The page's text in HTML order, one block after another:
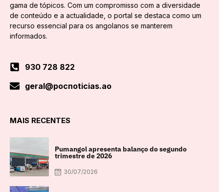
gama de tópicos. Com um compromisso com a diversidade
de conteúdo e a actualidade, o portal se destaca como um
recurso essencial para os angolanos se manterem
informados.
930 728 822
geral@pocnoticias.ao
MAIS RECENTES
Pumangol apresenta balanço do segundo
trimestre de 2026
30/07/2026